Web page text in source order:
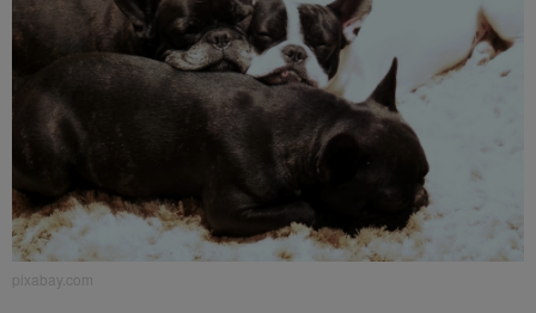
pixabay.com